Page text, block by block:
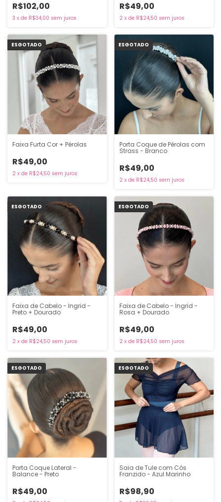
R$102,00
3 x de R$34,00 sem juros
R$49,00
2 x de R$24,50 sem juros
ESGOTADO
Faixa Furta Cor + Pérolas
R$49,00
2 x de R$24,50 sem juros
ESGOTADO
Porta Coque de Pérolas com
Strass - Branco
R$49,00
2 x de R$24,50 sem juros
ESGOTADO
Faixa de Cabelo - Ingrid -
Preto + Dourado
R$49,00
2 x de R$24,50 sem juros
ESGOTADO
Faixa de Cabelo - Ingrid -
Rosa + Dourado
R$49,00
2 x de R$24,50 sem juros
ESGOTADO
Porta Coque Lateral -
Balance - Preto
R$49,00
ESGOTADO
Saia de Tule com Cós
Franzido - Azul Marinho
R$98,90